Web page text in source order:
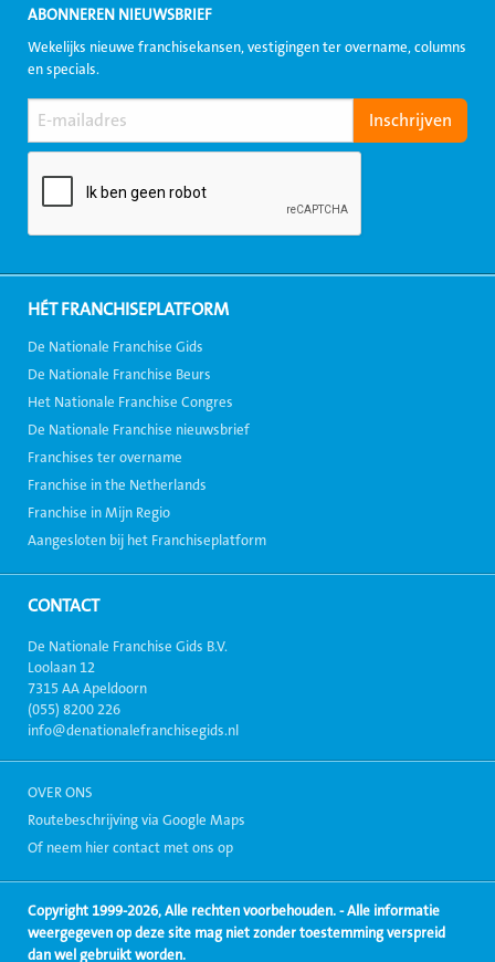
ABONNEREN NIEUWSBRIEF
Wekelijks nieuwe franchisekansen, vestigingen ter overname, columns
en specials.
HÉT FRANCHISEPLATFORM
De Nationale Franchise Gids
De Nationale Franchise Beurs
Het Nationale Franchise Congres
De Nationale Franchise nieuwsbrief
Franchises ter overname
Franchise in the Netherlands
Franchise in Mijn Regio
Aangesloten bij het Franchiseplatform
CONTACT
De Nationale Franchise Gids B.V.
Loolaan 12
7315 AA Apeldoorn
(055) 8200 226
info@denationalefranchisegids.nl
OVER ONS
Routebeschrijving via Google Maps
Of neem hier contact met ons op
Copyright 1999-2026, Alle rechten voorbehouden. - Alle informatie
weergegeven op deze site mag niet zonder toestemming verspreid
dan wel gebruikt worden.